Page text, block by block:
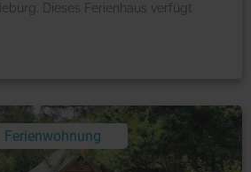
Dieses Ferienhaus verfügt
Ferienwohnung